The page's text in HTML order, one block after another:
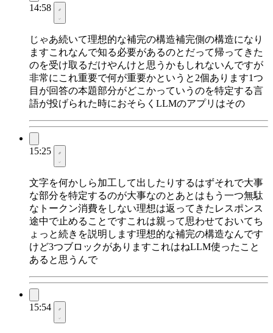
14:58
じゃあ続いて理想的な補完の構造補完側の構造になり
ますこれなんで知る必要があるのとだって帰ってきた
のを受け取るだけやんけと思うかもしれないんですが
非常にこれ重要で何が重要かというと2個あります1つ
目が回答の本題部分がどこかっていうのを特定する言
語が投げられた時におそらくLLMのアプリはその
15:25
文字を何かしら加工して出したりするはずそれで大事
な部分を特定するのが大事なのとあとはもう一つ無駄
なトークン消費をしない理想は返ってきたレスポンス
途中で止めることですこれは親って思わせておいてち
ょっと続きを説明します理想的な補完の構造なんです
けど3つブロックがありますこれはねLLM使ったこと
あると思うんで
15:54